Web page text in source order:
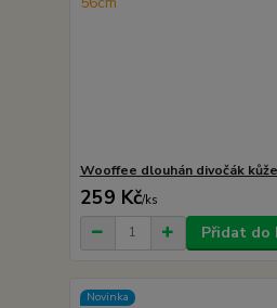
Wooffee dlouhán divočák
259 Kč/ks
Přidat do
Novinka